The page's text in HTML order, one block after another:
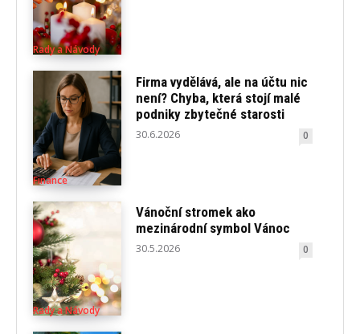
Rady a Návody
Finance
Firma vydělává, ale na účtu nic
není? Chyba, která stojí malé
podniky zbytečné starosti
30.6.2026 0
Rady a Návody
Vánoční stromek ako
mezinárodní symbol Vánoc
30.5.2026 0